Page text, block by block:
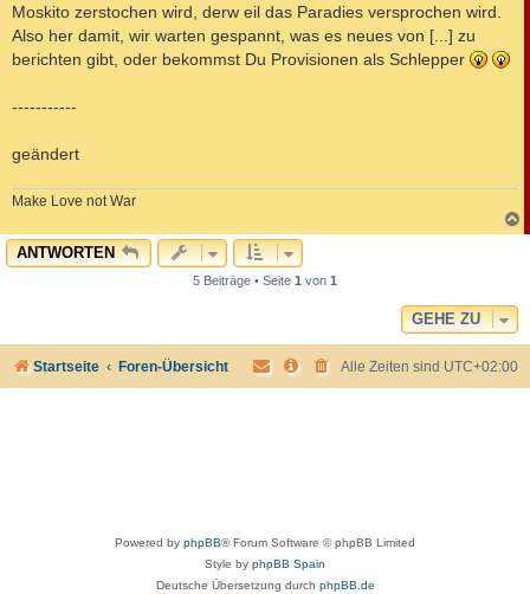
Moskito zerstochen wird, derw eil das Paradies versprochen wird.
Also her damit, wir warten gespannt, was es neues von [...] zu
berichten gibt, oder bekommst Du Provisionen als Schlepper
-----------
geändert
Make Love not War
a
ANTWORTEN
5 Beiträge • Seite 1 von 1
GEHE ZU
Startseite Foren-Übersicht Alle Zeiten sind UTC+02:00
Powered by phpBB® Forum Software © phpBB Limited
Style by phpBB Spain
Deutsche Übersetzung durch phpBB.de